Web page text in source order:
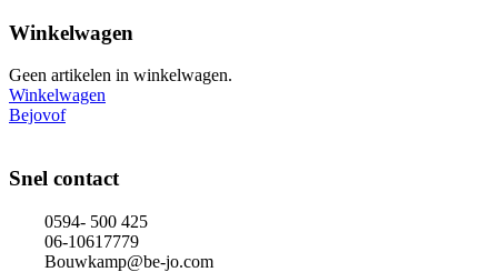
Winkelwagen
Geen artikelen in winkelwagen.
Winkelwagen
Bejovof
Snel contact
0594- 500 425
06-10617779
Bouwkamp@be-jo.com